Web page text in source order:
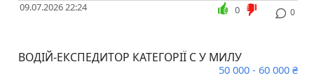
09.07.2026 22:24 0
0
ВОДІЙ-ЕКСПЕДИТОР КАТЕГОРІЇ С У МИЛУ
50 000 - 60 000 ₴